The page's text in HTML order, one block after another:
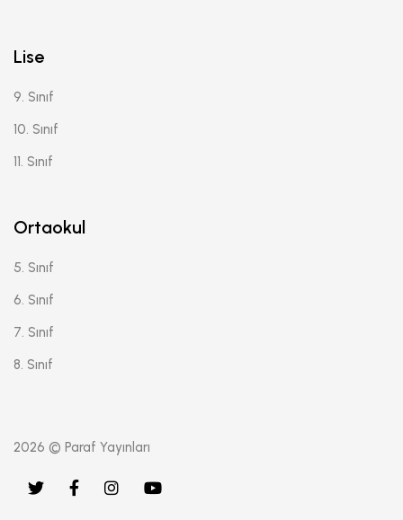
Lise
9. Sınıf
10. Sınıf
11. Sınıf
Ortaokul
5. Sınıf
6. Sınıf
7. Sınıf
8. Sınıf
2026 © Paraf Yayınları